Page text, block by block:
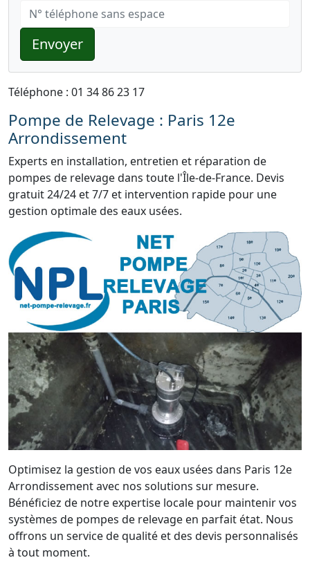
Envoyer
Téléphone : 01 34 86 23 17
Pompe de Relevage : Paris 12e
Arrondissement
Experts en installation, entretien et réparation de
pompes de relevage dans toute l'Île-de-France. Devis
gratuit 24/24 et 7/7 et intervention rapide pour une
gestion optimale des eaux usées.
Optimisez la gestion de vos eaux usées dans Paris 12e
Arrondissement avec nos solutions sur mesure.
Bénéficiez de notre expertise locale pour maintenir vos
systèmes de pompes de relevage en parfait état. Nous
offrons un service de qualité et des devis personnalisés
à tout moment.